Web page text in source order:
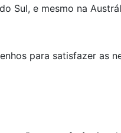
Sul, e mesmo na
para satisfazer as